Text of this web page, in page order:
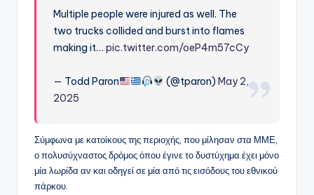
Multiple people were injured as well. The
two trucks collided and burst into flames
making it…pic.twitter.com/oeP4m57cCy
— Todd Paron (@tparon)May 2,
2025
Σύμφωνα με κατοίκους της περιοχής, που μίλησαν στα ΜΜΕ,
ο πολυσύχναστος δρόμος όπου έγινε το δυστύχημα έχει μόνο
μία λωρίδα αν και οδηγεί σε μία από τις εισόδους του εθνικού
πάρκου.